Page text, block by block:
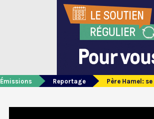
Émissions Reportage Père Hamel: